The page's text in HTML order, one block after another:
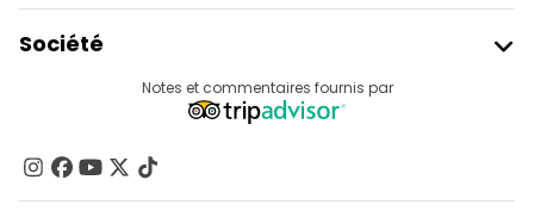
Connexion Du Fournisseur
Programme D’affiliation
Société
Contactez-Nous
Groupes
Notes et commentaires fournis par